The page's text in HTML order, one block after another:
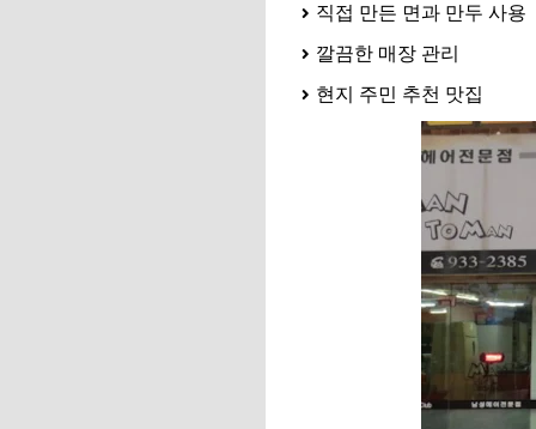
직접 만든 면과 만두 사용
깔끔한 매장 관리
현지 주민 추천 맛집